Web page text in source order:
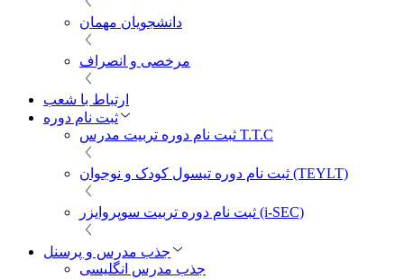
دانشجویان مهمان
مرخصی و انصراف
ارتباط با شعب
ثبت نام دوره
ثبت نام دوره تربیت مدرس T.T.C
ثبت نام دوره تیسول کودک و نوجوان (TEYLT)
ثبت نام دوره تربیت سوپروایزر (i-SEC)
جذب مدرس و پرسنل
جذب مدرس انگلیسی